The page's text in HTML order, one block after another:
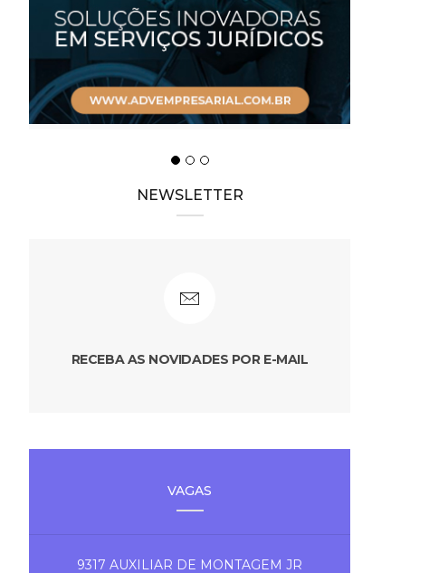
NEWSLETTER
RECEBA AS NOVIDADES POR E-MAIL
VAGAS
9317 AUXILIAR DE MONTAGEM JR